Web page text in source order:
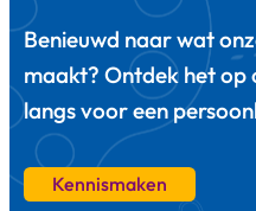
Benieuwd naar wat
maakt? Ontdek het op
langs voor een
Kennismaken